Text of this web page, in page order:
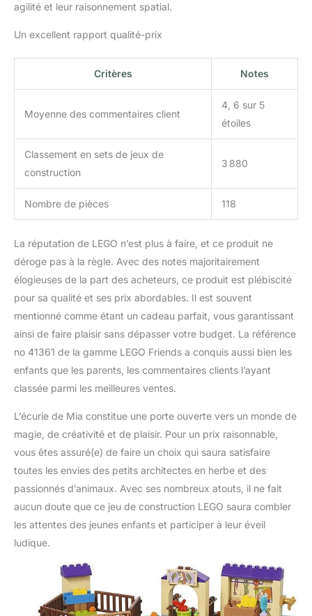
agilité et leur raisonnement spatial.
Un excellent rapport qualité-prix
Critères Notes
Moyenne des commentaires client
4, 6 sur 5
étoiles
Classement en sets de jeux de
construction
3 880
Nombre de pièces 118
La réputation de LEGO n’est plus à faire, et ce produit ne
déroge pas à la règle. Avec des notes majoritairement
élogieuses de la part des acheteurs, ce produit est plébiscité
pour sa qualité et ses prix abordables. Il est souvent
mentionné comme étant un cadeau parfait, vous garantissant
ainsi de faire plaisir sans dépasser votre budget. La référence
no 41361 de la gamme LEGO Friends a conquis aussi bien les
enfants que les parents, les commentaires clients l’ayant
classée parmi les meilleures ventes.
L’écurie de Mia constitue une porte ouverte vers un monde de
magie, de créativité et de plaisir. Pour un prix raisonnable,
vous êtes assuré(e) de faire un choix qui saura satisfaire
toutes les envies des petits architectes en herbe et des
passionnés d’animaux. Avec ses nombreux atouts, il ne fait
aucun doute que ce jeu de construction LEGO saura combler
les attentes des jeunes enfants et participer à leur éveil
ludique.